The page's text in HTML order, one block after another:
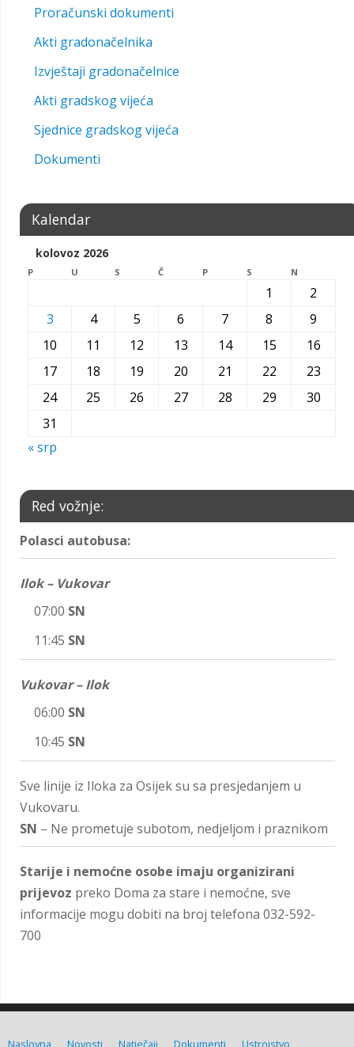
Proračunski dokumenti
Akti gradonačelnika
Izvještaji gradonačelnice
Akti gradskog vijeća
Sjednice gradskog vijeća
Dokumenti
Kalendar
kolovoz 2026
P U S Č P S N
1
2
3
4 5 6 7 8
9
10
11 12 13 14 15
16
17
18 19 20 21 22
23
24
25 26 27 28 29
30
31
« srp
Red vožnje:
Polasci autobusa:
Ilok – Vukovar
07:00 SN
11:45 SN
Vukovar – Ilok
06:00 SN
10:45 SN
Sve linije iz Iloka za Osijek su sa presjedanjem u
Vukovaru.
SN – Ne prometuje subotom, nedjeljom i praznikom
Starije i nemoćne osobe imaju organizirani
prijevoz preko Doma za stare i nemoćne, sve
informacije mogu dobiti na broj telefona 032-592-
700
Naslovna Novosti Natječaji Dokumenti Ustrojstvo